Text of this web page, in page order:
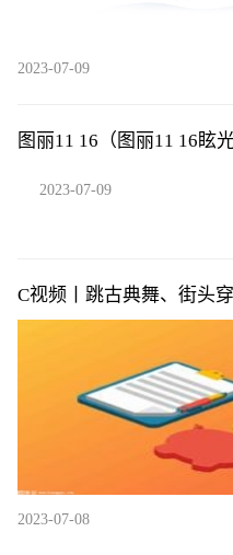
2023-07-09
图丽11 16（图丽11 16眩光
2023-07-09
C视频丨跳古典舞、街头
花式“交接”
2023-07-08